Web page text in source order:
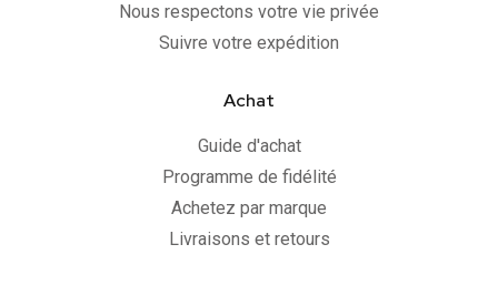
Nous respectons votre vie privée
Suivre votre expédition
Achat
Guide d'achat
Programme de fidélité
Achetez par marque
Livraisons et retours